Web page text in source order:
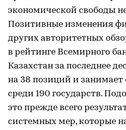
экономической свободы
Позитивные изменения
других авторитетных
в рейтинге Всемирного
Казахстан за последнее
на 38 позиций и занимает
среди 190 государств.
это прежде всего
системных мер, которые